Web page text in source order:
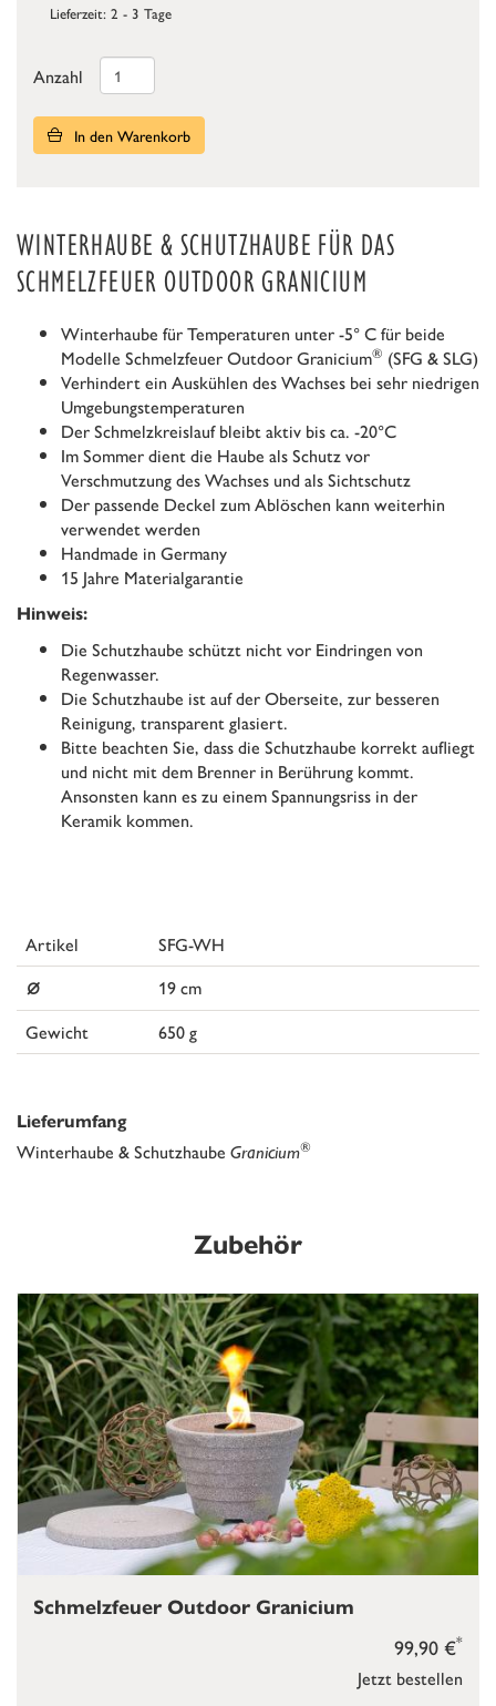
Lieferzeit: 2 - 3 Tage
Anzahl
In den Warenkorb
WINTERHAUBE & SCHUTZHAUBE FÜR DAS
SCHMELZFEUER OUTDOOR GRANICIUM
Winterhaube für Temperaturen unter -5° C für beide
Modelle Schmelzfeuer Outdoor Granicium® (SFG & SLG)
Verhindert ein Auskühlen des Wachses bei sehr niedrigen
Umgebungstemperaturen
Der Schmelzkreislauf bleibt aktiv bis ca. -20°C
Im Sommer dient die Haube als Schutz vor
Verschmutzung des Wachses und als Sichtschutz
Der passende Deckel zum Ablöschen kann weiterhin
verwendet werden
Handmade in Germany
15 Jahre Materialgarantie
Hinweis:
Die Schutzhaube schützt nicht vor Eindringen von
Regenwasser.
Die Schutzhaube ist auf der Oberseite, zur besseren
Reinigung, transparent glasiert.
Bitte beachten Sie, dass die Schutzhaube korrekt aufliegt
und nicht mit dem Brenner in Berührung kommt.
Ansonsten kann es zu einem Spannungsriss in der
Keramik kommen.
Artikel SFG-WH
⌀
19 cm
Gewicht
650 g
Lieferumfang
Winterhaube & Schutzhaube Granicium®
Zubehör
Jetzt bestellen
99,90 €*
Schmelzfeuer Outdoor Granicium